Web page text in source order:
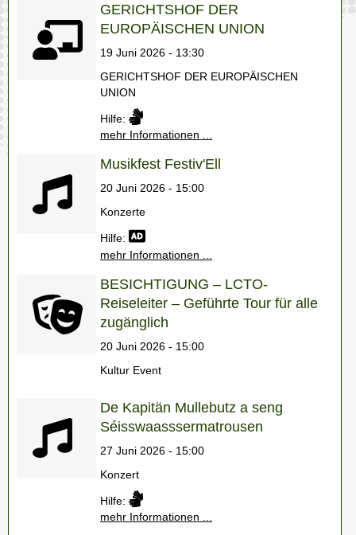
GERICHTSHOF DER
EUROPÄISCHEN UNION
19 Juni 2026 - 13:30
GERICHTSHOF DER EUROPÄISCHEN
UNION
Hilfe:
mehr Informationen ...
Musikfest Festiv'Ell
20 Juni 2026 - 15:00
Konzerte
Hilfe:
mehr Informationen ...
BESICHTIGUNG – LCTO-
Reiseleiter – Geführte Tour für alle
zugänglich
20 Juni 2026 - 15:00
Kultur Event
De Kapitän Mullebutz a seng
Séisswaasssermatrousen
27 Juni 2026 - 15:00
Konzert
Hilfe:
mehr Informationen ...